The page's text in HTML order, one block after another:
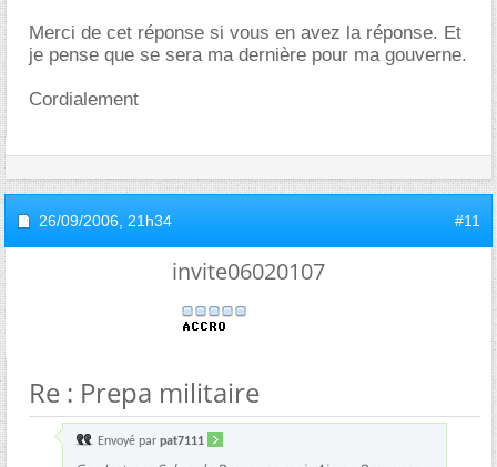
Merci de cet réponse si vous en avez la réponse. Et
je pense que se sera ma dernière pour ma gouverne.
Cordialement
26/09/2006, 21h34 #11
invite06020107
Re : Prepa militaire
Envoyé par pat7111